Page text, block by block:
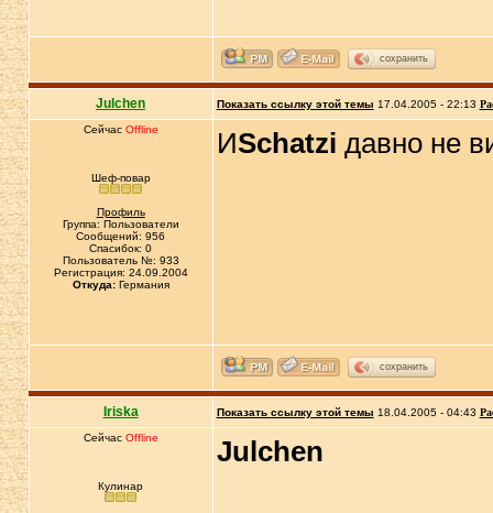
сохранить
Julchen Показать ссылку этой темы 17.04.2005 - 22:13
Сейчас Offline
Шеф-повар
Профиль
Группа: Пользователи
Сообщений: 956
Спасибок: 0
Пользователь №: 933
Регистрация: 24.09.2004
Откуда:Германия
ИSchatzi давно не
сохранить
Iriska Показать ссылку этой темы 18.04.2005 - 04:43
Сейчас Offline
Кулинар
Julchen